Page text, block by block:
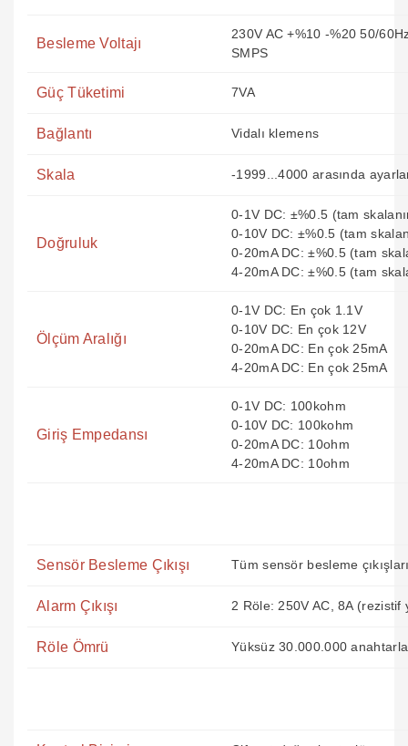
Besleme Voltajı
230V AC +%10 -%20 50/
SMPS
Güç Tüketimi 7VA
Bağlantı Vidalı klemens
Skala -1999...4000 arasında
Doğruluk
0-1V DC: ±%0.5 (tam
0-10V DC: ±%0.5 (tam
0-20mA DC: ±%0.5 (tam
4-20mA DC: ±%0.5 (tam
Ölçüm Aralığı
0-1V DC: En çok 1.1V
0-10V DC: En çok 12V
0-20mA DC: En çok 25mA
4-20mA DC: En çok 25mA
Giriş Empedansı
0-1V DC: 100kohm
0-10V DC: 100kohm
0-20mA DC: 10ohm
4-20mA DC: 10ohm
Sensör Besleme Çıkışı Tüm sensör besleme
Alarm Çıkışı 2 Röle: 250V AC, 8A (rezistif
Röle Ömrü Yüksüz 30.000.000